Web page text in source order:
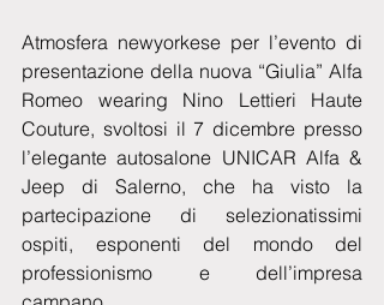
Atmosfera newyorkese per l’evento di
presentazione della nuova “Giulia” Alfa
Romeo wearing Nino Lettieri Haute
Couture, svoltosi il 7 dicembre presso
l’elegante autosalone UNICAR Alfa &
Jeep di Salerno, che ha visto la
partecipazione di selezionatissimi
ospiti, esponenti del mondo del
professionismo e dell’impresa